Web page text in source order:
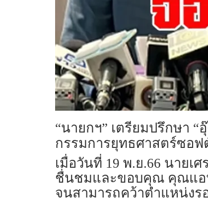
“นายกฯ” เตรียมปรึกษา “
กรรมการยุทธศาสตร์ซอฟ
เมื่อวันที่ 19 พ.ย.66 นาย
ชื่นชมและขอบคุณ คุณแอน
จนสามารถคว้าตำแหน่งร